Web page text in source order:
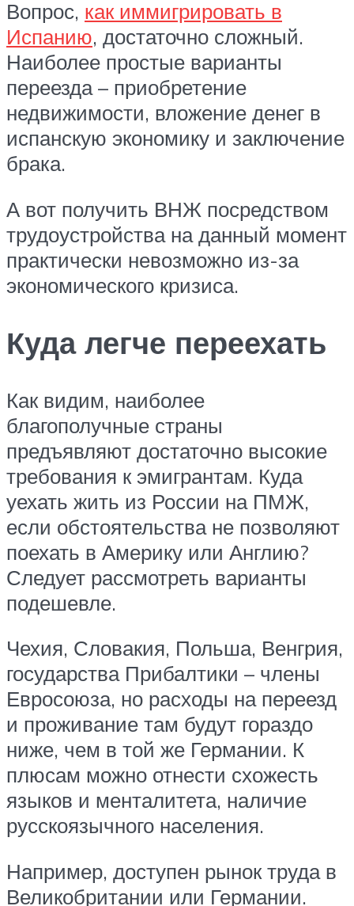
Вопрос, как иммигрировать в
Испанию, достаточно сложный.
Наиболее простые варианты
переезда – приобретение
недвижимости, вложение денег в
испанскую экономику и заключение
брака.
А вот получить ВНЖ посредством
трудоустройства на данный момент
практически невозможно из-за
экономического кризиса.
Куда легче переехать
Как видим, наиболее
благополучные страны
предъявляют достаточно высокие
требования к эмигрантам. Куда
уехать жить из России на ПМЖ,
если обстоятельства не позволяют
поехать в Америку или Англию?
Следует рассмотреть варианты
подешевле.
Чехия, Словакия, Польша, Венгрия,
государства Прибалтики – члены
Евросоюза, но расходы на переезд
и проживание там будут гораздо
ниже, чем в той же Германии. К
плюсам можно отнести схожесть
языков и менталитета, наличие
русскоязычного населения.
Например, доступен рынок труда в
Великобритании или Германии.